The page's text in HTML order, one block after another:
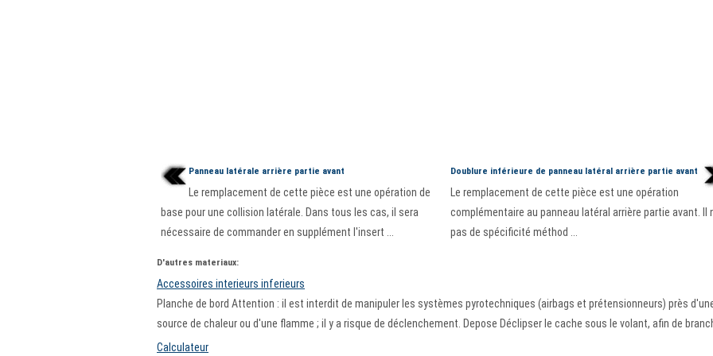
Panneau latérale arrière partie avant
Le remplacement de cette pièce est une opération de
base pour une collision latérale. Dans tous les cas, il sera
nécessaire de commander en supplément l'insert ...
Doublure inférieure de panneau latéral arrière partie avant
Le remplacement de cette pièce est une opération
complémentaire au panneau latéral arrière partie avant. Il
pas de spécificité méthod ...
D'autres materiaux:
Accessoires interieurs inferieurs
Planche de bord Attention : il est interdit de manipuler les systèmes pyrotechniques (airbags et prétensionneurs) près
source de chaleur ou d'une flamme ; il y a risque de déclenchement. Depose Déclipser le cache sous le volant, afin de
Calculateur